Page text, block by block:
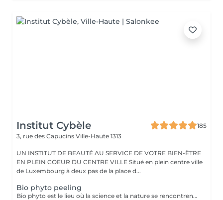
Institut Cybèle
185
3, rue des Capucins Ville-Haute 1313
UN INSTITUT DE BEAUTÉ AU SERVICE DE VOTRE BIEN-ÊTRE
EN PLEIN COEUR DU CENTRE VILLE Situé en plein centre ville
de Luxembourg à deux pas de la place d...
Bio phyto peeling
Bio phyto est le lieu où la science et la nature se rencontrent pour créer des produits aux qualités uniques et aux résultats exceptionnels. Le Peeling profond est un complexe botanique et acide salicylique hautement purifiant, oxygénant, coup d'éclat immédiat. Pour tous types de peau, efficace sur les pores dilatés, impuretés et imperfections, tâches pigmentaires, hyper kératinisation, excès de sébum et aux peaux affectées par le tabac. Immédiatement après le soin, la peau parait radieuse, dynamique et revitalisée. Les systèmes de défense naturels de la peau sont restaurés et renforcés contre d'autres dommages car ce soin agit fortement sur le renouvellement cellulaire.